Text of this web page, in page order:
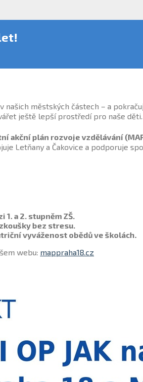
našich městských částech – a
ještě lepší prostředí pro naše
akční plán rozvoje vzdělávání
Letňany a Čakovice a podporuje
1. a 2. stupněm ZŠ.
bez stresu.
vyváženost obědů ve školách.
webu: mappraha18.cz